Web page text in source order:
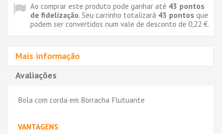
Ao comprar este produto pode ganhar até 43 pontos
de fidelização. Seu carrinho totalizará 43 pontos que
podem ser convertidos num vale de desconto de 0,22 €.
Mais informação
Avaliações
Bola com corda em Borracha Flutuante
VANTAGENS: